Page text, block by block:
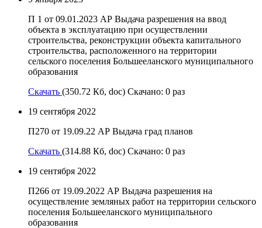
П 1 от 09.01.2023 АР Выдача разрешения на ввод
объекта в эксплуатацию при осуществлении
строительства, реконструкции объекта капитального
строительства, расположенного на территории
сельского поселения Большееланского муниципального
образования
Скачать (350.72 Кб, doc) Скачано: 0 раз
19 сентября 2022
П270 от 19.09.22 АР Выдача град планов
Скачать (314.88 Кб, doc) Скачано: 0 раз
19 сентября 2022
П266 от 19.09.2022 АР Выдача разрешения на
осуществление земляных работ на территории сельского
поселения Большееланского муниципального
образования